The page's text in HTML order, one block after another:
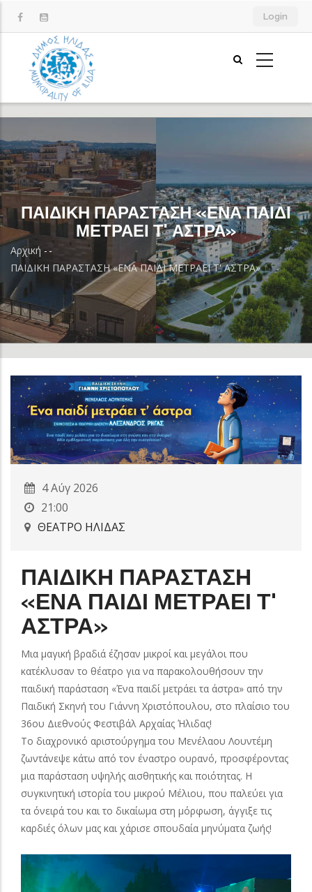
προς
περιεχόμενο
Login
ΠΑΙΔΙΚΗ ΠΑΡΑΣΤΑΣΗ «ΕΝΑ ΠΑΙΔΙ
ΜΕΤΡΑΕΙ Τ' ΑΣΤΡΑ»
Breadcrumb
Αρχική - -
ΠΑΙΔΙΚΗ ΠΑΡΑΣΤΑΣΗ «ΕΝΑ ΠΑΙΔΙ ΜΕΤΡΑΕΙ Τ' ΑΣΤΡΑ»
4 Αύγ 2026
21:00
ΘΕΑΤΡΟ ΗΛΙΔΑΣ
ΠΑΙΔΙΚΗ ΠΑΡΑΣΤΑΣΗ
«ΕΝΑ ΠΑΙΔΙ ΜΕΤΡΑΕΙ Τ'
ΑΣΤΡΑ»
Μια μαγική βραδιά έζησαν μικροί και μεγάλοι που
κατέκλυσαν το θέατρο για να παρακολουθήσουν την
παιδική παράσταση «Ένα παιδί μετράει τα άστρα» από την
Παιδική Σκηνή του Γιάννη Χριστόπουλου, στο πλαίσιο του
36ου Διεθνούς Φεστιβάλ Αρχαίας Ήλιδας!
Το διαχρονικό αριστούργημα του Μενέλαου Λουντέμη
ζωντάνεψε κάτω από τον έναστρο ουρανό, προσφέροντας
μια παράσταση υψηλής αισθητικής και ποιότητας. Η
συγκινητική ιστορία του μικρού Μέλιου, που παλεύει για
τα όνειρά του και το δικαίωμα στη μόρφωση, άγγιξε τις
καρδιές όλων μας και χάρισε σπουδαία μηνύματα ζωής!